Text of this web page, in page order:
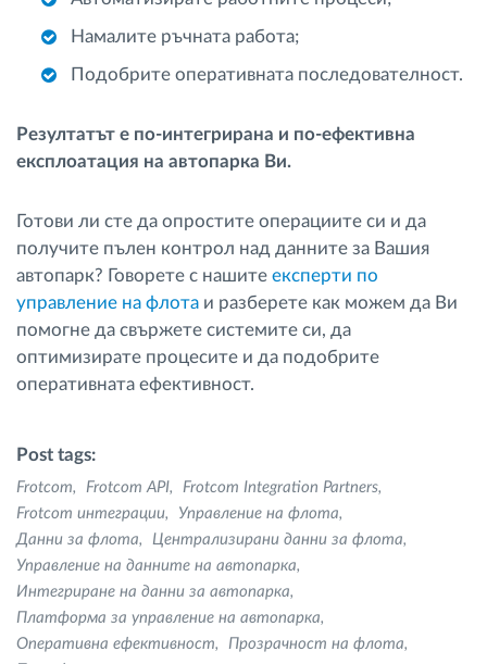
Намалите ръчната работа;
Подобрите оперативната последователност.
Резултатът е по-интегрирана и по-ефективна
експлоатация на автопарка Ви.
Готови ли сте да опростите операциите си и да
получите пълен контрол над данните за Вашия
автопарк? Говорете с нашите експерти по
управление на флота и разберете как можем да Ви
помогне да свържете системите си, да
оптимизирате процесите и да подобрите
оперативната ефективност.
Post tags:
Frotcom Frotcom API
Frotcom Integration Partners
Frotcom интеграции
Управление на флота
Данни за флота
Централизирани данни за флота
Управление на данните на автопарка
Интегриране на данни за автопарка
Платформа за управление на автопарка
Оперативна ефективност
Прозрачност на флота